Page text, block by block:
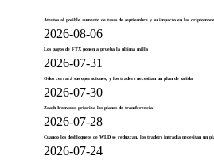
Atentos al posible aumento de tasas de septiembre y su impacto en las
2026-08-06
Los pagos de FTX ponen a prueba la última milla
2026-07-31
Odos cerrará sus operaciones, y los traders necesitan un plan de salida
2026-07-30
Zcash Ironwood prioriza los planes de transferencia
2026-07-28
Cuando los desbloqueos de WLD se reduzcan, los traders intradía necesitan un
2026-07-24